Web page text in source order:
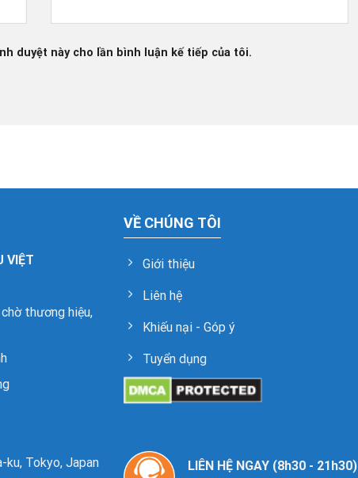
duyệt này cho lần bình luận kế tiếp của tôi.
VIỆT
thương hiệu,
ku, Tokyo, Japan
VỀ CHÚNG TÔI
Giới thiệu
Liên hệ
Khiếu nại - Góp ý
Tuyển dụng
LIÊN HỆ NGAY (8h30 - 21h30)